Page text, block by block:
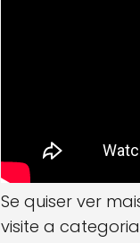
Se quiser ver
visite a categoria